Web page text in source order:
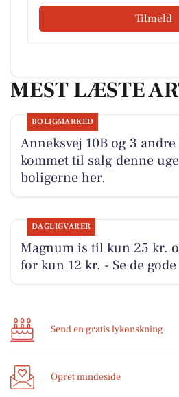
Tilmeld
MEST LÆSTE
BOLIGMARKED
Anneksvej 10B og 3
kommet til salg denne
boligerne her.
DAGLIGVARER
Magnum is til kun 25 kr.
for kun 12 kr. - Se de
Send en gratis lykønskning
Opret mindeside